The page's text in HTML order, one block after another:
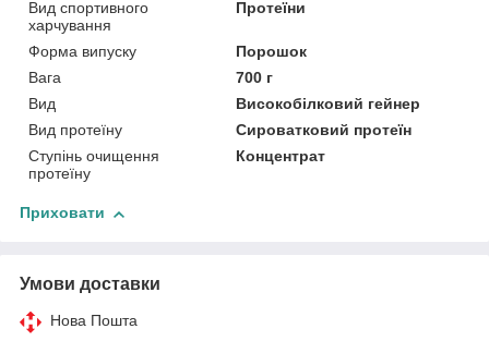
Вид спортивного
харчування
Протеїни
Форма випуску
Порошок
Вага
700 г
Вид
Високобілковий гейнер
Вид протеїну
Сироватковий протеїн
Ступінь очищення
протеїну
Концентрат
Приховати
Умови доставки
Нова Пошта